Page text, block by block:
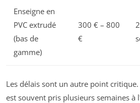
Enseigne en
PVC extrudé
(bas de
gamme)
300 € – 800
€
Les délais sont un autre point
est souvent pris plusieurs semaines à